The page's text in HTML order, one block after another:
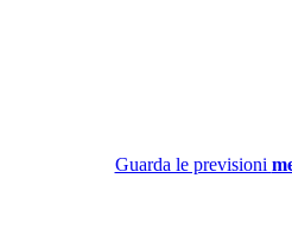
Guarda le previsioni